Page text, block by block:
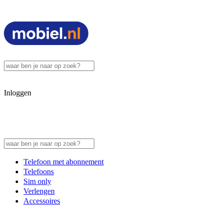
Inloggen
Telefoon met abonnement
Telefoons
Sim only
Verlengen
Accessoires